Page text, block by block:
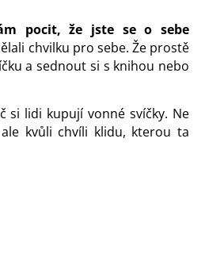
pocit, že jste se o sebe
chvilku pro sebe. Že prostě
a sednout si s knihou nebo
si lidi kupují vonné svíčky. Ne
kvůli chvíli klidu, kterou ta